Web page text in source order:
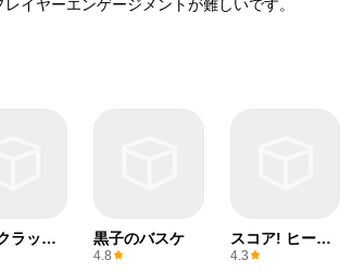
イヤーエンゲージメントが難しいです。
ラッチ
ースボ
黒子のバスケ
4.8
スコア! ヒーロ
ー2
4.3